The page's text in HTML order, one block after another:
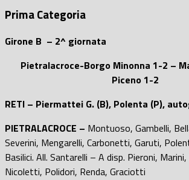
Prima Categoria
Girone B – 2^ giornata
Pietralacroce-Borgo Minonna 1-2 –
Piceno 1-2
RETI – Piermattei G. (B), Polenta (P),
PIETRALACROCE – Montuoso, Gambelli,
Severini, Mengarelli, Carbonetti, Garuti,
Basilici. All. Santarelli – A disp. Pieroni,
Nicoletti, Polidori, Renda, Graciotti